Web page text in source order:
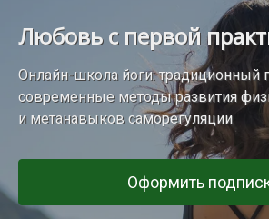
Любовь с первой
Онлайн-школа йоги: традиционный
современные методы развития
и метанавыков саморегуляции
Оформить